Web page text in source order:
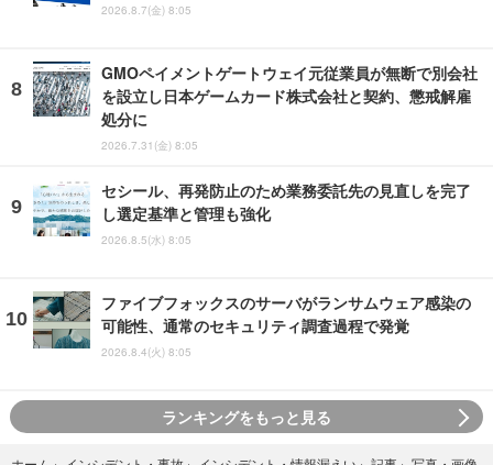
2026.8.7(金) 8:05
GMOペイメントゲートウェイ元従業員が無断で別会社
を設立し日本ゲームカード株式会社と契約、懲戒解雇
処分に
2026.7.31(金) 8:05
セシール、再発防止のため業務委託先の見直しを完了
し選定基準と管理も強化
2026.8.5(水) 8:05
ファイブフォックスのサーバがランサムウェア感染の
可能性、通常のセキュリティ調査過程で発覚
2026.8.4(火) 8:05
ランキングをもっと見る